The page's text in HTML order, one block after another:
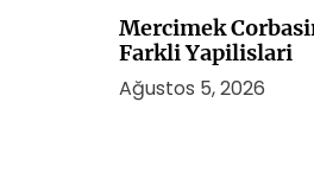
Mercimek
Farkli Yapilislari
Ağustos 5, 2026